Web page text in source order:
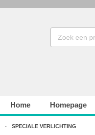
Home Homepage
- SPECIALE VERLICHTING